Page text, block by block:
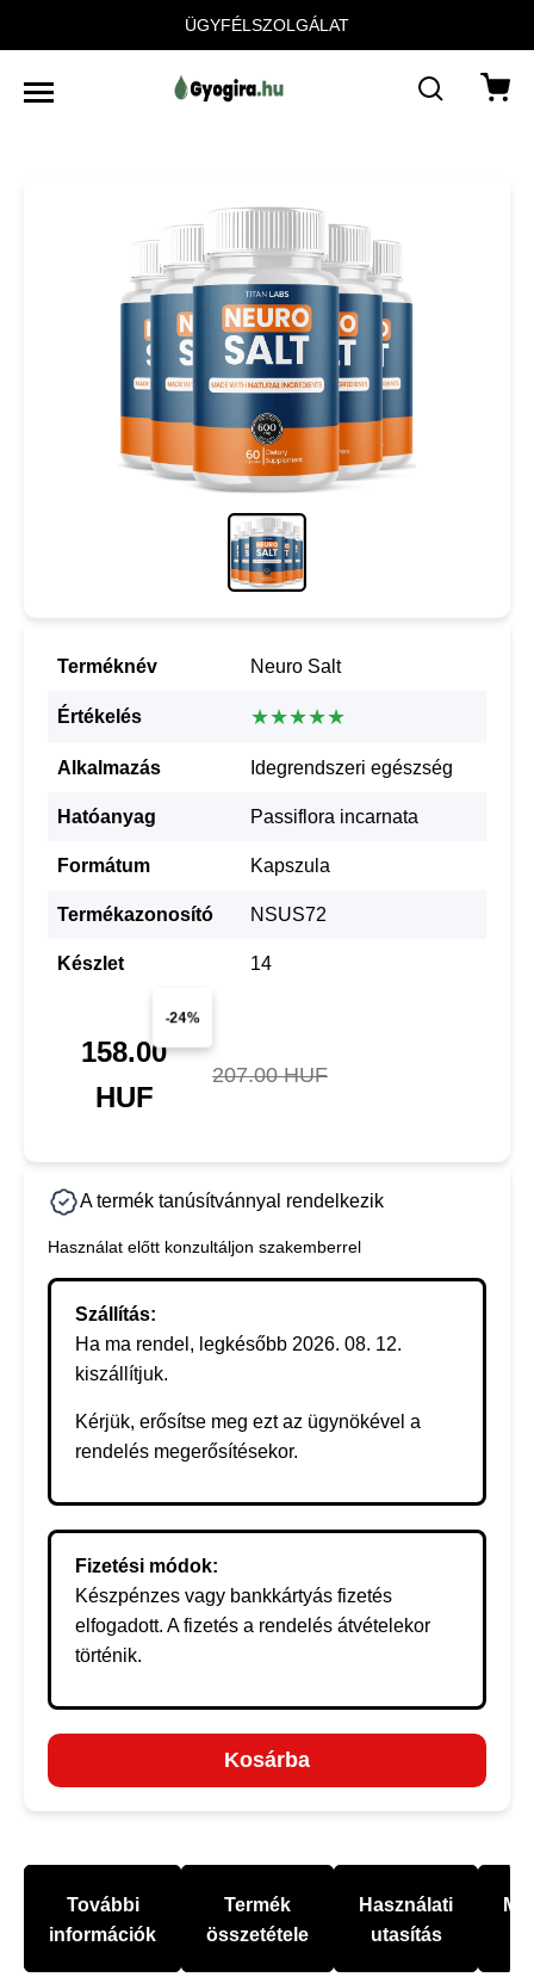
ÜGYFÉLSZOLGÁLAT
Terméknév Neuro Salt
Értékelés ★★★★★
Alkalmazás Idegrendszeri egészség
Hatóanyag Passiflora incarnata
Formátum Kapszula
Termékazonosító NSUS72
Készlet 14
-24%
158.00
HUF
207.00 HUF
A termék tanúsítvánnyal rendelkezik
Használat előtt konzultáljon szakemberrel
Szállítás:
Ha ma rendel, legkésőbb 2026. 08. 12.
kiszállítjuk.
Kérjük, erősítse meg ezt az ügynökével a
rendelés megerősítésekor.
Fizetési módok:
Készpénzes vagy bankkártyás fizetés
elfogadott. A fizetés a rendelés átvételekor
történik.
Kosárba
További
információk
Termék
összetétele
Használati
utasítás